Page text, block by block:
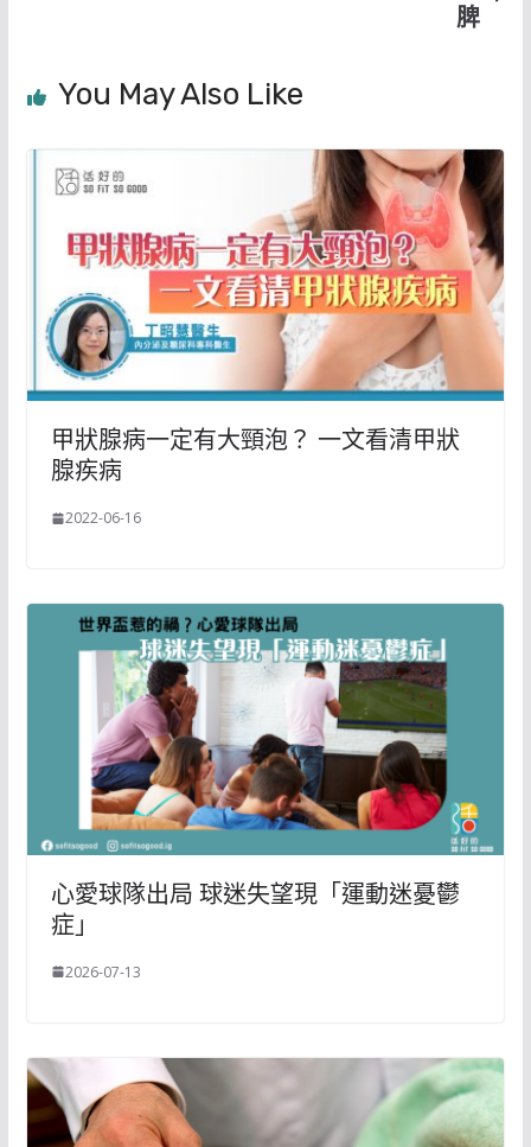
脾
You May Also Like
甲狀腺病一定有大頸泡？ 一文看清甲狀
腺疾病
2022-06-16
心愛球隊出局 球迷失望現「運動迷憂鬱
症」
2026-07-13